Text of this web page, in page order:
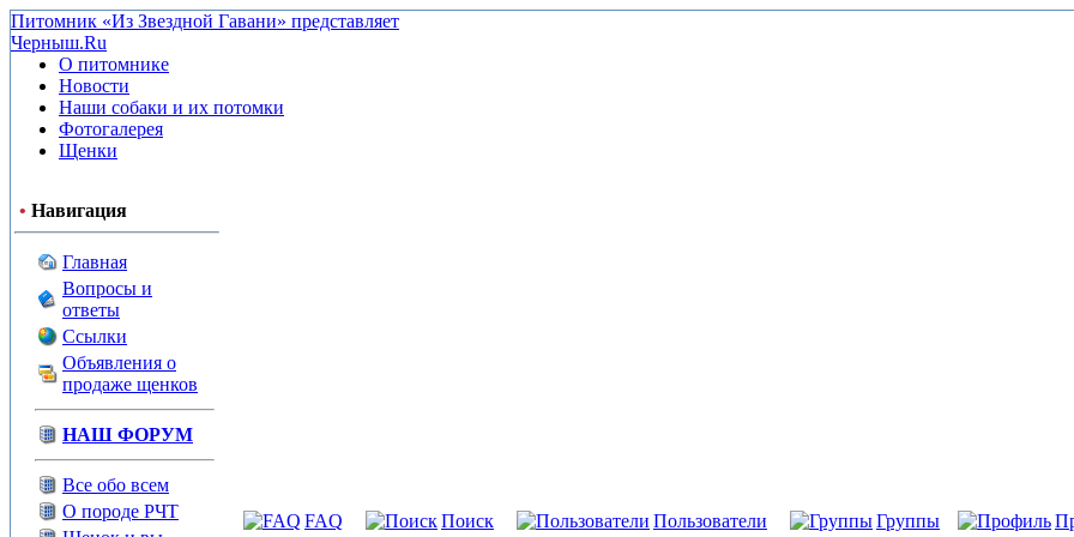
Питомник «Из Звездной Гавани» представляет
Черныш.Ru
О питомнике
Новости
Наши собаки и их потомки
Фотогалерея
Щенки
• Навигация
Главная
Вопросы и
ответы
Ссылки
Объявления о
продаже щенков
НАШ ФОРУМ
Все обо всем
О породе РЧТ
FAQ Поиск Пользователи Группы